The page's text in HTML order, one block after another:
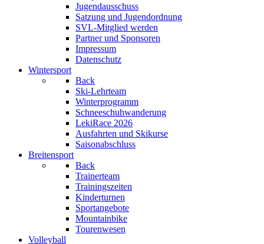
Jugendausschuss
Satzung und Jugendordnung
SVL-Mitglied werden
Partner und Sponsoren
Impressum
Datenschutz
Wintersport
Back
Ski-Lehrteam
Winterprogramm
Schneeschuhwanderung
LekiRace 2026
Ausfahrten und Skikurse
Saisonabschluss
Breitensport
Back
Trainerteam
Trainingszeiten
Kinderturnen
Sportangebote
Mountainbike
Tourenwesen
Volleyball